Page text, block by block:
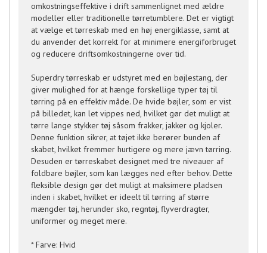
omkostningseffektive i drift sammenlignet med ældre
modeller eller traditionelle tørretumblere. Det er vigtigt
at vælge et tørreskab med en høj energiklasse, samt at
du anvender det korrekt for at minimere energiforbruget
og reducere driftsomkostningerne over tid.
Superdry tørreskab er udstyret med en bøjlestang, der
giver mulighed for at hænge forskellige typer tøj til
tørring på en effektiv måde. De hvide bøjler, som er vist
på billedet, kan let vippes ned, hvilket gør det muligt at
tørre lange stykker tøj såsom frakker, jakker og kjoler.
Denne funktion sikrer, at tøjet ikke berører bunden af
skabet, hvilket fremmer hurtigere og mere jævn tørring.
Desuden er tørreskabet designet med tre niveauer af
foldbare bøjler, som kan lægges ned efter behov. Dette
fleksible design gør det muligt at maksimere pladsen
inden i skabet, hvilket er ideelt til tørring af større
mængder tøj, herunder sko, regntøj, flyverdragter,
uniformer og meget mere.
* Farve: Hvid